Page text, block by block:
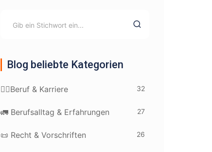
Blog beliebte Kategorien
👷‍♂️Beruf & Karriere 32
🚛 Berufsalltag & Erfahrungen 27
📜 Recht & Vorschriften 26